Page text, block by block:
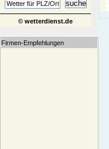
© wetterdienst.de
Firmen-Empfehlungen